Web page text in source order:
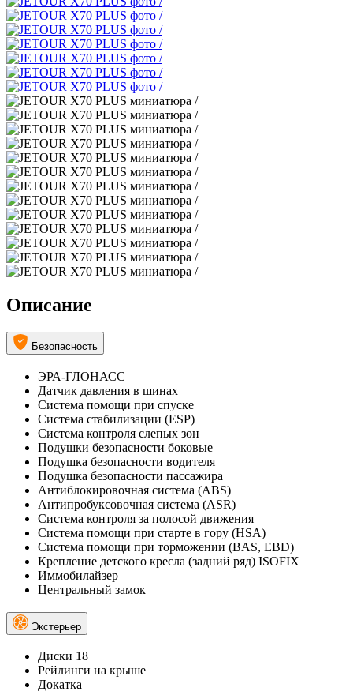
Описание
Безопасность
ЭРА-ГЛОНАСС
Датчик давления в шинах
Система помощи при спуске
Система стабилизации (ESP)
Система контроля слепых зон
Подушки безопасности боковые
Подушка безопасности водителя
Подушка безопасности пассажира
Антиблокировочная система (ABS)
Антипробуксовочная система (ASR)
Система контроля за полосой движения
Система помощи при старте в гору (HSA)
Система помощи при торможении (BAS, EBD)
Крепление детского кресла (задний ряд) ISOFIX
Иммобилайзер
Центральный замок
Экстерьер
Диски 18
Рейлинги на крыше
Докатка